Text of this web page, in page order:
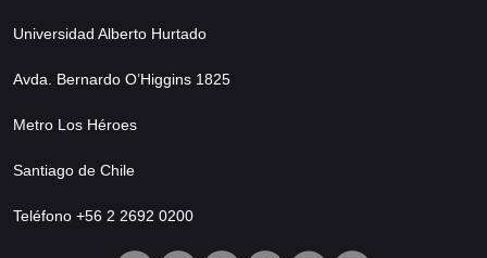
Universidad Alberto Hurtado
Avda. Bernardo O’Higgins 1825
Metro Los Héroes
Santiago de Chile
Teléfono +56 2 2692 0200